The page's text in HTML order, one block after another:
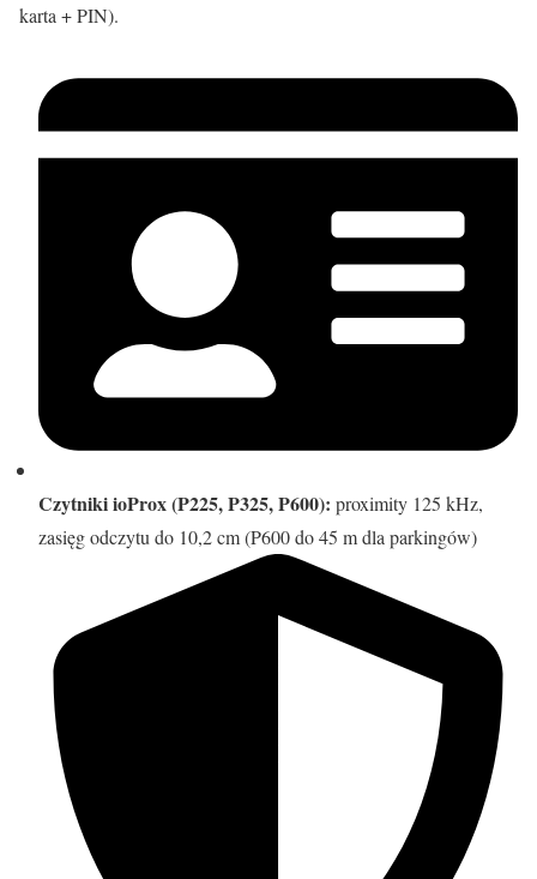
karta + PIN).
Czytniki ioProx (P225, P325, P600): proximity 125 kHz,
zasięg odczytu do 10,2 cm (P600 do 45 m dla parkingów)